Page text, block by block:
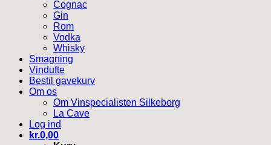
Cognac
Gin
Rom
Vodka
Whisky
Smagning
Vindufte
Bestil gavekurv
Om os
Om Vinspecialisten Silkeborg
La Cave
Log ind
kr.0,00